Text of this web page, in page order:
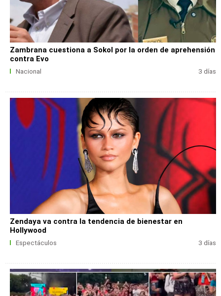
Zambrana cuestiona a Sokol por la orden de aprehensión
contra Evo
Nacional 3 días
Zendaya va contra la tendencia de bienestar en
Hollywood
Espectáculos 3 días